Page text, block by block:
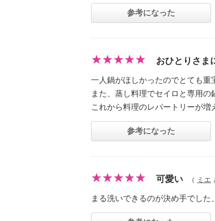
参考になった
おひとりさま
一人鍋がほしかったのでとても重
また、蒸し料理でセイロと専用
これから料理のレパートリーが増
参考になった
可愛い （ ミエ
まる洗いできるのが決め手でし